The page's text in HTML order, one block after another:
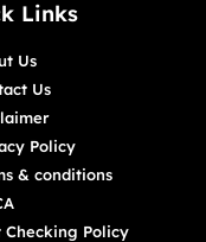
Links
Us
Us
Policy
& conditions
Checking Policy